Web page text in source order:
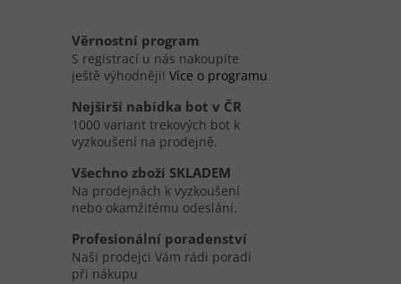
Věrnostní program
S registrací u nás nakoupíte
ještě výhodněji! Více o programu
Nejširší nabídka bot v ČR
1000 variant trekových bot k
vyzkoušení na prodejně.
Všechno zboží SKLADEM
Na prodejnách k vyzkoušení
nebo okamžitému odeslání.
Profesionální poradenství
Naši prodejci Vám rádi poradí
při nákupu